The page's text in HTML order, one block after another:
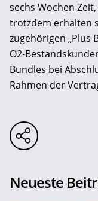
sechs Wochen
trotzdem erhalten
zugehörigen „Plus
O2-
Bundles bei
Rahmen der
Neueste